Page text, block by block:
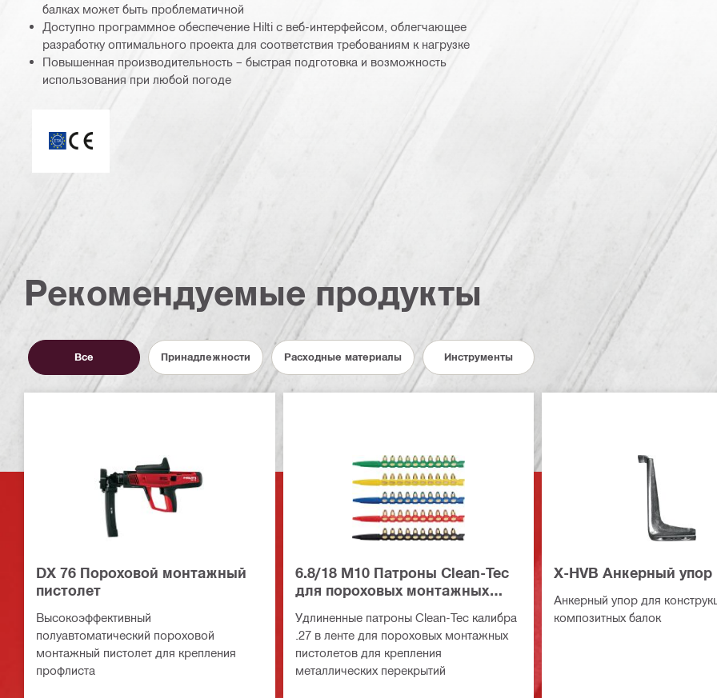
балках может быть проблематичной
Доступно программное обеспечение Hilti с веб-интерфейсом, облегчающее
разработку оптимального проекта для соответствия требованиям к нагрузке
Повышенная производительность – быстрая подготовка и возможность
использования при любой погоде
Рекомендуемые продукты
Все Принадлежности Расходные материалы Инструменты
DX 76 Пороховой монтажный
пистолет
Высокоэффективный
полуавтоматический пороховой
монтажный пистолет для крепления
профлиста
6.8/18 M10 Патроны Clean-Tec
для пороховых монтажных
Удлиненные патроны Clean-Tec калибра
.27 в ленте для пороховых монтажных
пистолетов для крепления
металлических перекрытий
X-HVB Анкерный упор
Анкерный упор для
композитных балок